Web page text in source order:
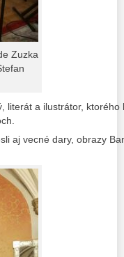
Zuzka
literát a ilustrátor,
aj vecné dary, obrazy